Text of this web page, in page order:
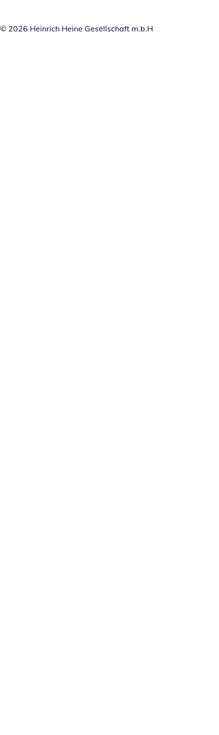
© 2026 Heinrich Heine Gesellschaft m.b.H